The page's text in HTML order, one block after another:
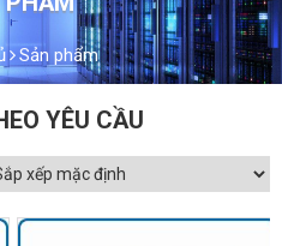
Sản phẩm
YÊU CẦU
GIẢM GIÁ!